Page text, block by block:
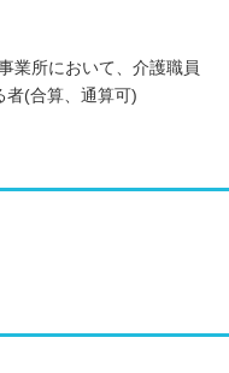
業所において、介護職員
者(合算、通算可)